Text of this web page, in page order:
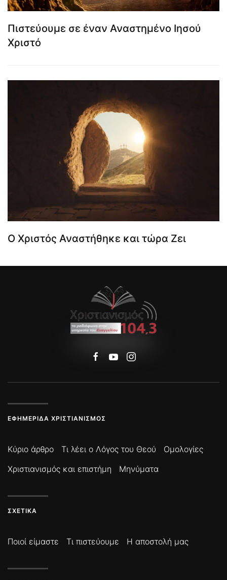
Πιστεύουμε σε έναν Αναστημένο Ιησού
Χριστό
Ο Χριστός Αναστήθηκε και τώρα Ζει
ΕΦΗΜΕΡΊΔΑ ΧΡΙΣΤΙΑΝΙΣΜΌΣ
Κύριο άρθρο Τι λέει ο Λόγος του Θεού
Ομολογίες
Χριστιανισμός και επιστήμη
Μηνύματα
ΣΧΕΤΙΚΆ
Ποιοί είμαστε Τι πιστεύουμε Η αποστολή μας